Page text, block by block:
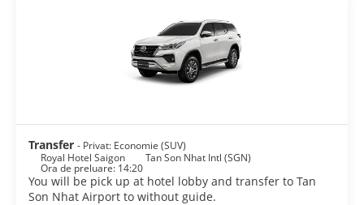
Transfer - Privat: Economie (SUV)
Royal Hotel Saigon
Tan Son Nhat Intl (SGN)
Ora de preluare: 14:20
You will be pick up at hotel lobby and transfer to Tan
Son Nhat Airport to without guide.